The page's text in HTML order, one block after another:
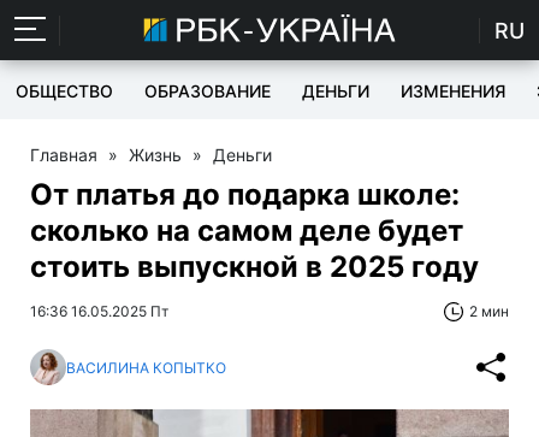
RU
ОБЩЕСТВО ОБРАЗОВАНИЕ ДЕНЬГИ ИЗМЕНЕНИЯ
Главная » Жизнь » Деньги
От платья до подарка школе:
сколько на самом деле будет
стоить выпускной в 2025 году
16:36 16.05.2025 Пт 2 мин
ВАСИЛИНА КОПЫТКО